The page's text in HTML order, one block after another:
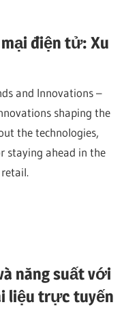
điện tử: Xu
and Innovations –
shaping the
the technologies,
staying ahead in the
năng suất với
liệu trực tuyến